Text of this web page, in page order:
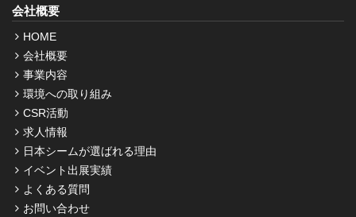
会社概要
HOME
会社概要
事業内容
環境への取り組み
CSR活動
求人情報
日本シームが選ばれる理由
イベント出展実績
よくある質問
お問い合わせ